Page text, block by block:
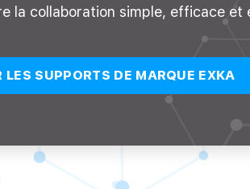
la collaboration simple, efficace
LES SUPPORTS DE MARQUE EXKA